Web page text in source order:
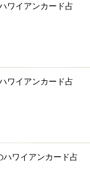
ワイアンカード占
ワイアンカード占
ワイアンカード占